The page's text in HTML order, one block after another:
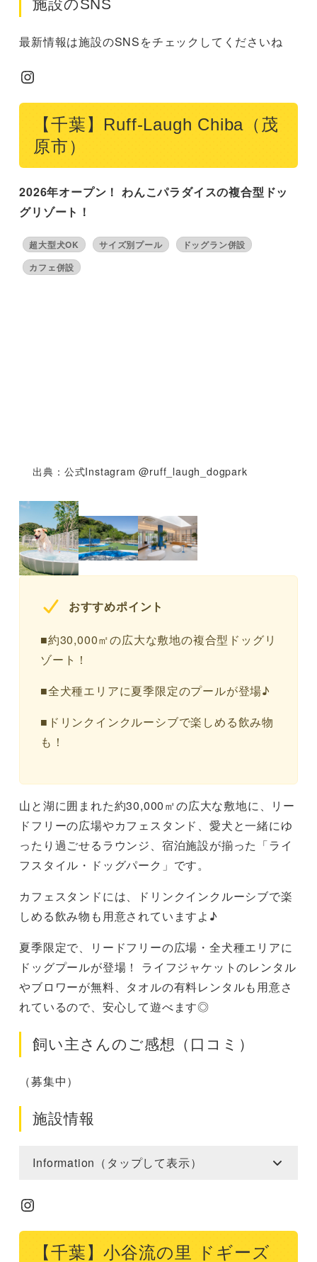
施設のSNS
最新情報は施設のSNSをチェックしてくださいね
Instagram
【千葉】Ruff-Laugh Chiba（茂
原市）
2026年オープン！ わんこパラダイスの複合型ドッ
グリゾート！
超大型犬OK サイズ別プール
ドッグラン併設
カフェ併設
出典：公式Instagram @ruff_laugh_dogpark
おすすめポイント
■約30,000㎡の広大な敷地の複合型ドッグリ
ゾート！
■全犬種エリアに夏季限定のプールが登場♪
■ドリンクインクルーシブで楽しめる飲み物
も！
山と湖に囲まれた約30,000㎡の広大な敷地に、リー
ドフリーの広場やカフェスタンド、愛犬と一緒にゆ
ったり過ごせるラウンジ、宿泊施設が揃った「ライ
フスタイル・ドッグパーク」です。
カフェスタンドには、ドリンクインクルーシブで楽
しめる飲み物も用意されていますよ♪
夏季限定で、リードフリーの広場・全犬種エリアに
ドッグプールが登場！ ライフジャケットのレンタル
やブロワーが無料、タオルの有料レンタルも用意さ
れているので、安心して遊べます◎
飼い主さんのご感想（口コミ）
（募集中）
施設情報
Information（タップして表示）
Instagram
【千葉】小谷流の里 ドギーズ